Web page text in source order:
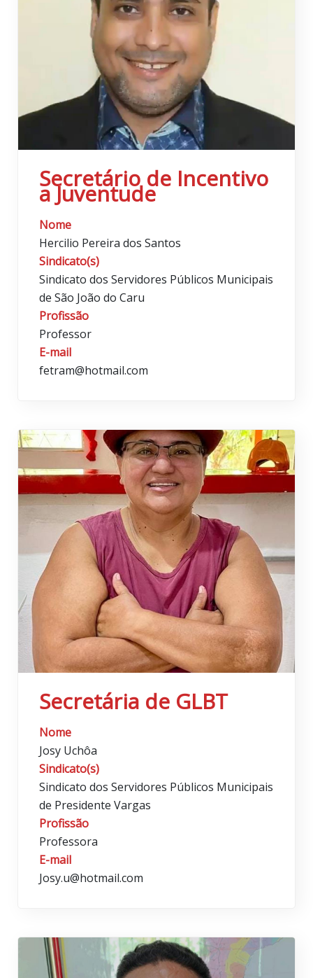
Secretário de Incentivo
a Juventude
Nome
Hercilio Pereira dos Santos
Sindicato(s)
Sindicato dos Servidores Públicos Municipais
de São João do Caru
Profissão
Professor
E-mail
fetram@hotmail.com
Secretária de GLBT
Nome
Josy Uchôa
Sindicato(s)
Sindicato dos Servidores Públicos Municipais
de Presidente Vargas
Profissão
Professora
E-mail
Josy.u@hotmail.com